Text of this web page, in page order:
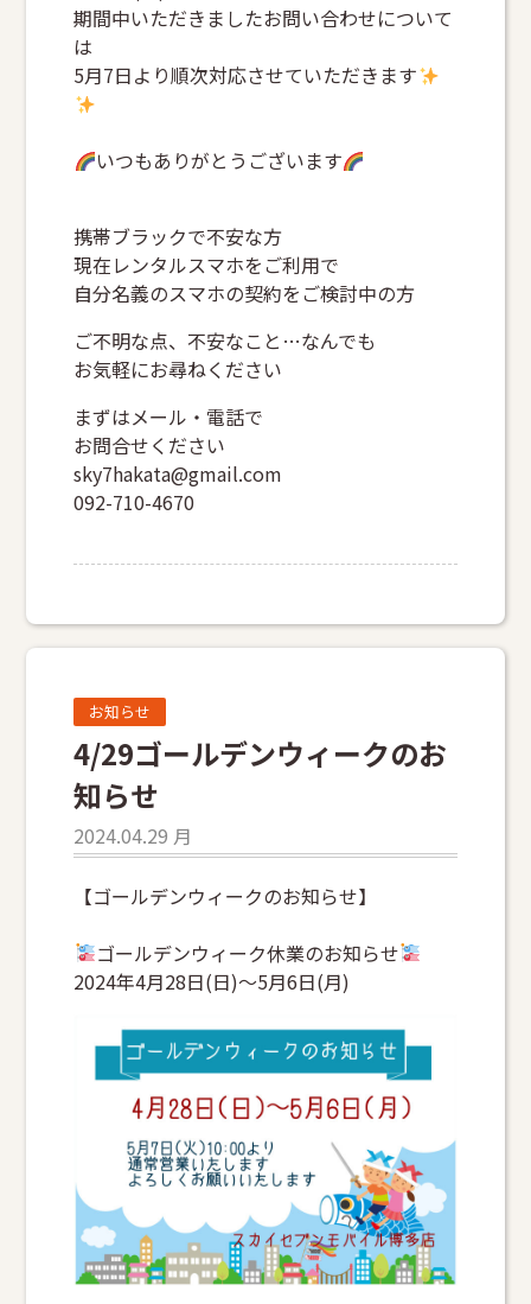
期間中いただきましたお問い合わせについて
は
5月7日より順次対応させていただきます
いつもありがとうございます
携帯ブラックで不安な方
現在レンタルスマホをご利用で
自分名義のスマホの契約をご検討中の方
ご不明な点、不安なこと…なんでも
お気軽にお尋ねください
まずはメール・電話で
お問合せください
sky7hakata@gmail.com
092-710-4670
お知らせ
4/29ゴールデンウィークのお
知らせ
2024.04.29 月
【ゴールデンウィークのお知らせ】
ゴールデンウィーク休業のお知らせ
2024年4月28日(日)〜5月6日(月)